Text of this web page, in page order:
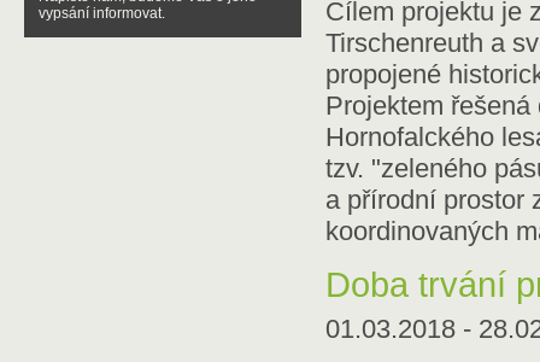
vypsání informovat.
Cílem projektu je
Tirschenreuth a
propojené
Projektem
Hornofalckého
tzv. "zeleného
a přírodní prostor
koordinovaných
Doba trvání
01.03.2018 -